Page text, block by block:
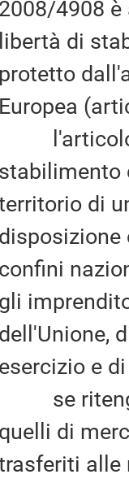
2008/4908
libertà di
protetto
Europea
l'articolo
stabilimento
di
disposizione
confini
gli
dell'Unione,
esercizio e
se
quelli di
alle